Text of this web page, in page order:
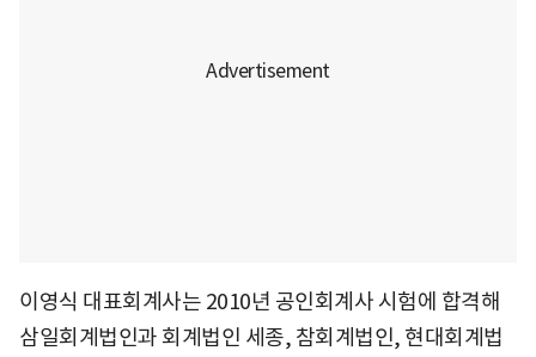
이영식 대표회계사는 2010년 공인회계사 시험에 합격해
삼일회계법인과 회계법인 세종, 참회계법인, 현대회계법